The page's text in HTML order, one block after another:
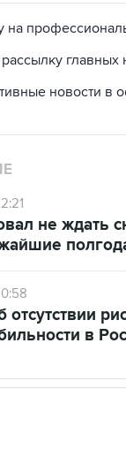
на
главных
новости в
не ждать
в